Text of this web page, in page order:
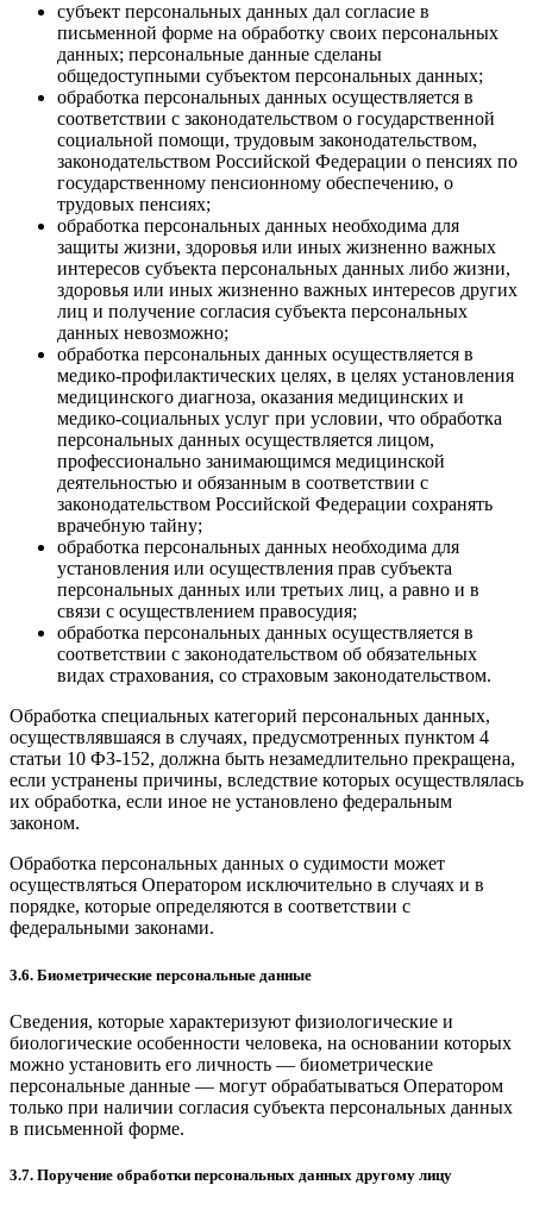
субъект персональных данных дал согласие в
письменной форме на обработку своих персональных
данных; персональные данные сделаны
общедоступными субъектом персональных данных;
обработка персональных данных осуществляется в
соответствии с законодательством о государственной
социальной помощи, трудовым законодательством,
законодательством Российской Федерации о пенсиях по
государственному пенсионному обеспечению, о
трудовых пенсиях;
обработка персональных данных необходима для
защиты жизни, здоровья или иных жизненно важных
интересов субъекта персональных данных либо жизни,
здоровья или иных жизненно важных интересов других
лиц и получение согласия субъекта персональных
данных невозможно;
обработка персональных данных осуществляется в
медико-профилактических целях, в целях установления
медицинского диагноза, оказания медицинских и
медико-социальных услуг при условии, что обработка
персональных данных осуществляется лицом,
профессионально занимающимся медицинской
деятельностью и обязанным в соответствии с
законодательством Российской Федерации сохранять
врачебную тайну;
обработка персональных данных необходима для
установления или осуществления прав субъекта
персональных данных или третьих лиц, а равно и в
связи с осуществлением правосудия;
обработка персональных данных осуществляется в
соответствии с законодательством об обязательных
видах страхования, со страховым законодательством.
Обработка специальных категорий персональных данных,
осуществлявшаяся в случаях, предусмотренных пунктом 4
статьи 10 ФЗ-152, должна быть незамедлительно прекращена,
если устранены причины, вследствие которых осуществлялась
их обработка, если иное не установлено федеральным
законом.
Обработка персональных данных о судимости может
осуществляться Оператором исключительно в случаях и в
порядке, которые определяются в соответствии с
федеральными законами.
3.6. Биометрические персональные данные
Сведения, которые характеризуют физиологические и
биологические особенности человека, на основании которых
можно установить его личность — биометрические
персональные данные — могут обрабатываться Оператором
только при наличии согласия субъекта персональных данных
в письменной форме.
3.7. Поручение обработки персональных данных другому лицу